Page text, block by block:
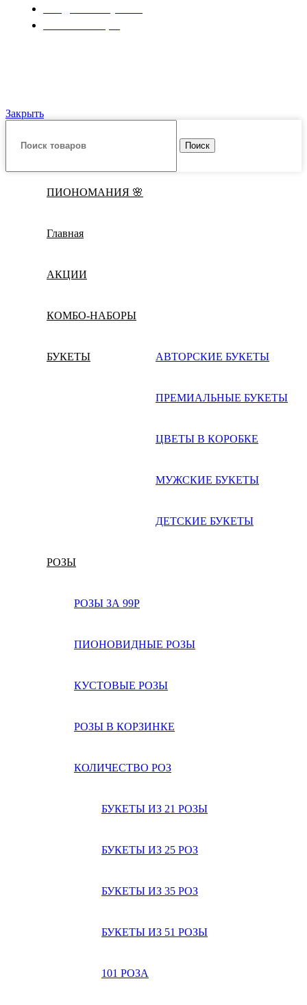
Закрыть
Поиск
ПИОНОМАНИЯ 🌸
Главная
АКЦИИ
КОМБО-НАБОРЫ
БУКЕТЫ АВТОРСКИЕ БУКЕТЫ
ПРЕМИАЛЬНЫЕ БУКЕТЫ
ЦВЕТЫ В КОРОБКЕ
МУЖСКИЕ БУКЕТЫ
ДЕТСКИЕ БУКЕТЫ
РОЗЫ
РОЗЫ ЗА 99Р
ПИОНОВИДНЫЕ РОЗЫ
КУСТОВЫЕ РОЗЫ
РОЗЫ В КОРЗИНКЕ
КОЛИЧЕСТВО РОЗ
БУКЕТЫ ИЗ 21 РОЗЫ
БУКЕТЫ ИЗ 25 РОЗ
БУКЕТЫ ИЗ 35 РОЗ
БУКЕТЫ ИЗ 51 РОЗЫ
101 РОЗА